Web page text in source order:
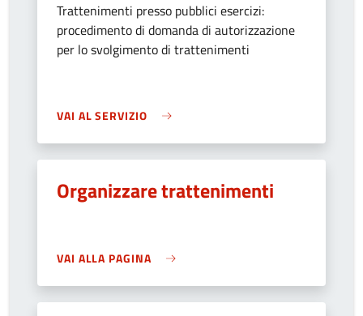
Trattenimenti presso pubblici esercizi:
procedimento di domanda di autorizzazione
per lo svolgimento di trattenimenti
VAI AL SERVIZIO
Organizzare trattenimenti
VAI ALLA PAGINA